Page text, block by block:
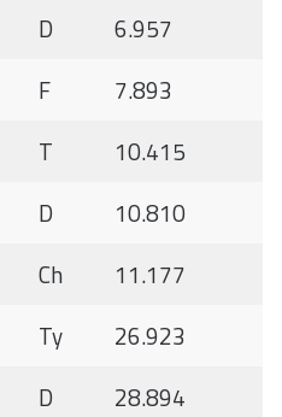
D
6.957
F
7.893
T
10.415
D
10.810
Ch
11.177
Ty
26.923
D 28.894